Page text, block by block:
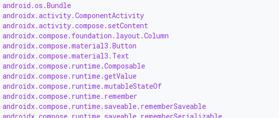
android.os.Bundle
androidx.activity.ComponentActivity
androidx.activity.compose.setContent
androidx.compose.foundation.layout.Column
androidx.compose.material3.Button
androidx.compose.material3.Text
androidx.compose.runtime.Composable
androidx.compose.runtime.getValue
androidx.compose.runtime.mutableStateOf
androidx.compose.runtime.remember
androidx.compose.runtime.saveable.rememberSaveable